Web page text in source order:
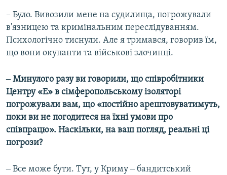
– Було. Вивозили мене на судилища, погрожували
в'язницею та кримінальним переслідуванням.
Психологічно тиснули. Але я тримався, говорив їм,
що вони окупанти та військові злочинці.
‒ Минулого разу ви говорили, що співробітники
Центру «Е» в сімферопольському ізоляторі
погрожували вам, що «постійно арештовуватимуть,
поки ви не погодитеся на їхні умови про
співпрацю». Наскільки, на ваш погляд, реальні ці
погрози?
‒ Все може бути. Тут, у Криму ‒ бандитський